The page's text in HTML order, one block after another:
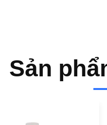
Sản